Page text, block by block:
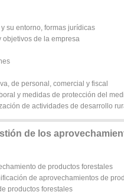
su entorno, formas jurídicas
objetivos de la empresa
de personal, comercial y fiscal
y medidas de protección del
de actividades de desarrollo
de los
de productos forestales
de aprovechamientos de
productos forestales